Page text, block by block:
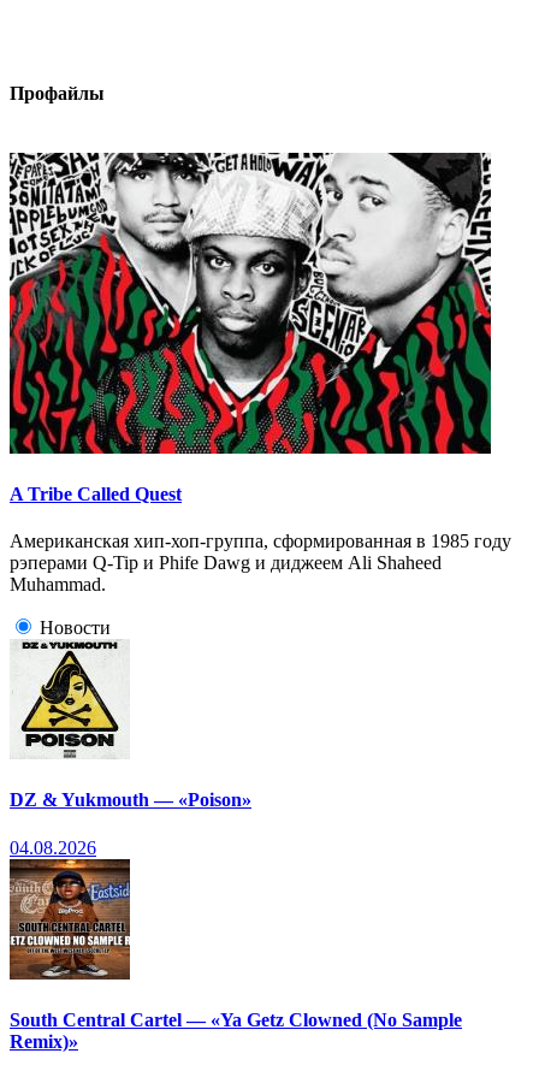
Профайлы
A Tribe Called Quest
Американская хип-хоп-группа, сформированная в 1985 году
рэперами Q-Tip и Phife Dawg и диджеем Ali Shaheed
Muhammad.
Новости
DZ & Yukmouth — «Poison»
04.08.2026
South Central Cartel — «Ya Getz Clowned (No Sample
Remix)»